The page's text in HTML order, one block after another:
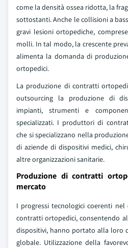
come la densità ossea ridotta, la
sottostanti. Anche le collisioni a
gravi lesioni ortopediche,
molli. In tal modo, la crescente
alimenta la domanda di
ortopedici.
La produzione di contratti
outsourcing la produzione di
impianti, strumenti e
specializzati. I produttori di
che si specializzano nella
di aziende di dispositivi medici,
altre organizzazioni sanitarie.
Produzione di contratti
mercato
I progressi tecnologici coerenti
contratti ortopedici, consentendo
dispositivi, hanno portato alla loro
globale. Utilizzazione della